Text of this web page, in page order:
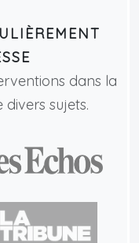
dans la
sujets.